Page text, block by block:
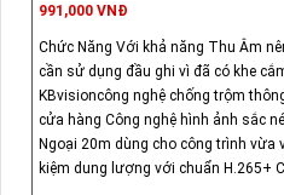
991,000 VNĐ
Chức Năng Với khả năng Thu Âm
cần sử dụng đầu ghi vì đã có khe
KBvisioncông nghệ chống trộm
cửa hàng Công nghệ hình ảnh sắc
Ngoại 20m dùng cho công trình vừa
kiệm dung lượng với chuẩn H.265+